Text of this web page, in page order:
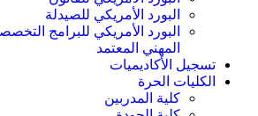
البورد الأمريكي للصيدلة
البورد الأمريكي للبرامج
المهني المعتمد
تسجيل الأكاديميات
الكليات الحرة
كلية المدربين